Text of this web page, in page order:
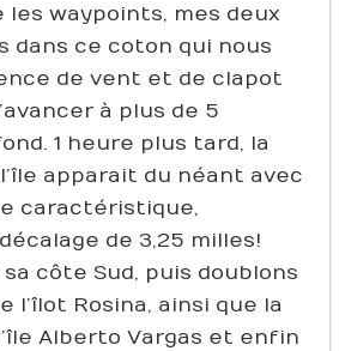
les waypoints, mes deux
dans ce coton qui nous
de vent et de clapot
à plus de 5
1 heure plus tard, la
apparait du néant avec
caractéristique,
de 3,25 milles !
côte Sud, puis doublons
l’îlot Rosina, ainsi que la
Alberto Vargas et enfin